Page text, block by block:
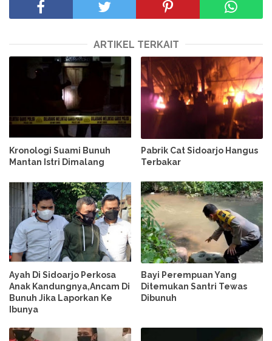
ARTIKEL TERKAIT
Kronologi Suami Bunuh
Mantan Istri Dimalang
Pabrik Cat Sidoarjo Hangus
Terbakar
Ayah Di Sidoarjo Perkosa
Anak Kandungnya,Ancam Di
Bunuh Jika Laporkan Ke
Ibunya
Bayi Perempuan Yang
Ditemukan Santri Tewas
Dibunuh